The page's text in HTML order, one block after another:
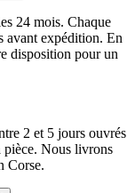
24 mois. Chaque
avant expédition. En
disposition pour un
2 et 5 jours ouvrés
pièce. Nous livrons
Corse.